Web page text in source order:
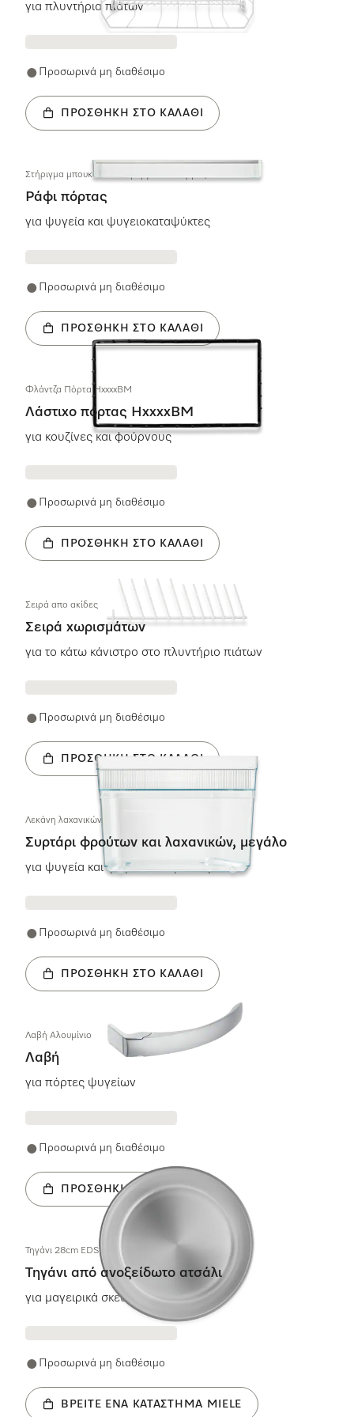
για πλυντήρια πιάτων
Προσωρινά μη διαθέσιμο
ΠΡΟΣΘΉΚΗ ΣΤΟ ΚΑΛΆΘΙ
Στήριγμα μπουκαλιών Θήκη για κονσέρβες
Ράφι πόρτας
για ψυγεία και ψυγειοκαταψύκτες
Προσωρινά μη διαθέσιμο
ΠΡΟΣΘΉΚΗ ΣΤΟ ΚΑΛΆΘΙ
Φλάντζα Πόρτα HxxxxBM
Λάστιχο πόρτας HxxxxBM
για κουζίνες και φούρνους
Προσωρινά μη διαθέσιμο
ΠΡΟΣΘΉΚΗ ΣΤΟ ΚΑΛΆΘΙ
Σειρά απο ακίδες
Σειρά χωρισμάτων
για το κάτω κάνιστρο στο πλυντήριο πιάτων
Προσωρινά μη διαθέσιμο
ΠΡΟΣΘΉΚΗ ΣΤΟ ΚΑΛΆΘΙ
Λεκάνη λαχανικών Μεγάλη
Συρτάρι φρούτων και λαχανικών, μεγάλο
για ψυγεία και ψυγειοκαταψύκτες
Προσωρινά μη διαθέσιμο
ΠΡΟΣΘΉΚΗ ΣΤΟ ΚΑΛΆΘΙ
Λαβή Aλουμίνιο
Λαβή
για πόρτες ψυγείων
Προσωρινά μη διαθέσιμο
ΠΡΟΣΘΉΚΗ ΣΤΟ ΚΑΛΆΘΙ
Τηγάνι 28cm EDST MSense
Τηγάνι από ανοξείδωτο ατσάλι
για μαγειρικά σκεύη M Sense
Προσωρινά μη διαθέσιμο
ΒΡΕΊΤΕ ΈΝΑ ΚΑΤΆΣΤΗΜΑ MIELE